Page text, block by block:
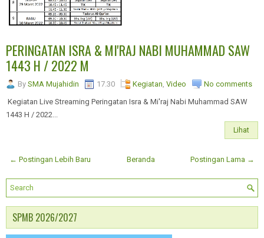
PERINGATAN ISRA & MI'RAJ NABI MUHAMMAD SAW
1443 H / 2022 M
By SMA Mujahidin 17.30 Kegiatan, Video
No comments
Kegiatan Live Streaming Peringatan Isra & Mi'raj Nabi Muhammad SAW
1443 H / 2022...
Lihat
← Postingan Lebih Baru Postingan Lama →
Beranda
SPMB 2026/2027